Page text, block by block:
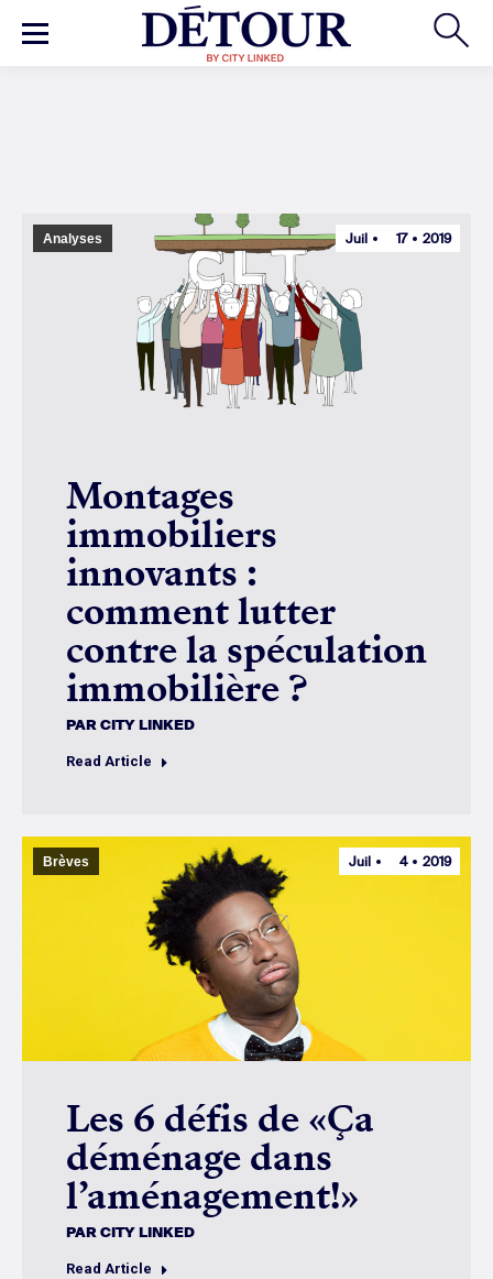
Juil 17 2019
Analyses
Montages
immobiliers
innovants :
comment lutter
contre la spéculation
immobilière ?
PARCITY LINKED
Read Article
Juil 4 2019
Brèves
Les 6 défis de «Ça
déménage dans
l’aménagement!»
PARCITY LINKED
Read Article